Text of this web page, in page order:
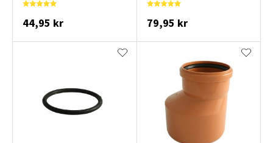
44,95 kr 79,95 kr